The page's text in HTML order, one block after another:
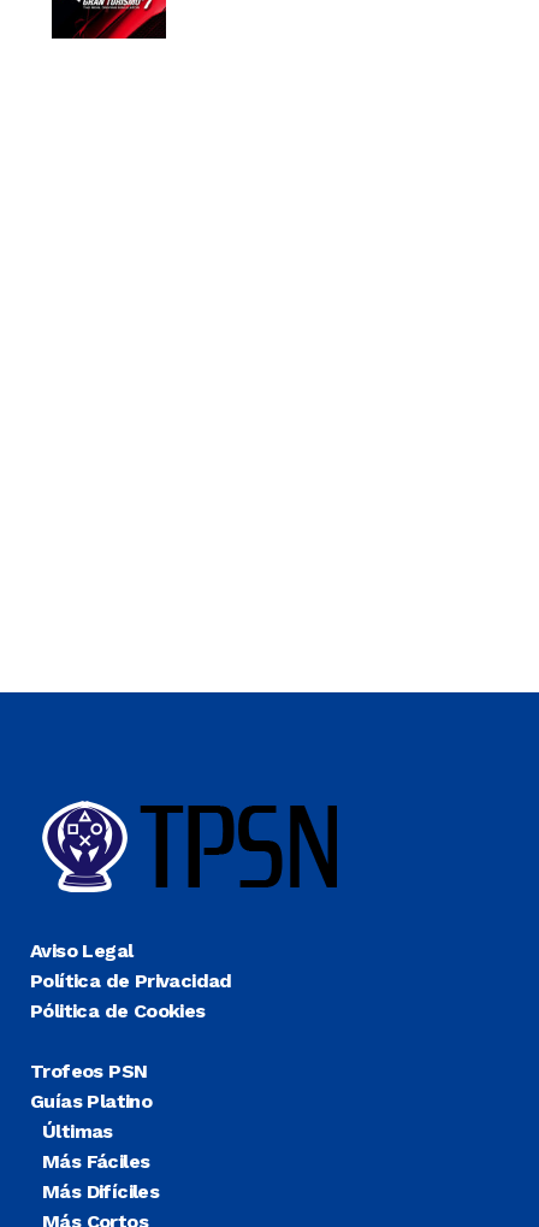
Aviso Legal
Política de Privacidad
Pólitica de Cookies
Trofeos PSN
Guías Platino
Últimas
Más Fáciles
Más Difíciles
Más Cortos